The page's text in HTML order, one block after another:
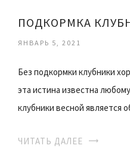
ПОДКОРМКА
ЯНВАРЬ 5, 2021
Без подкормки клубники
эта истина известна
клубники весной является
ЧИТАТЬ ДАЛЕЕ